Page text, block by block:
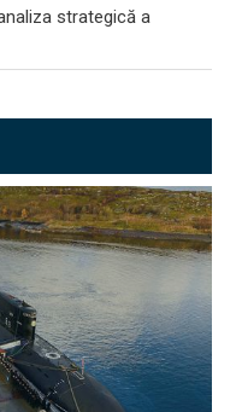
strategică a